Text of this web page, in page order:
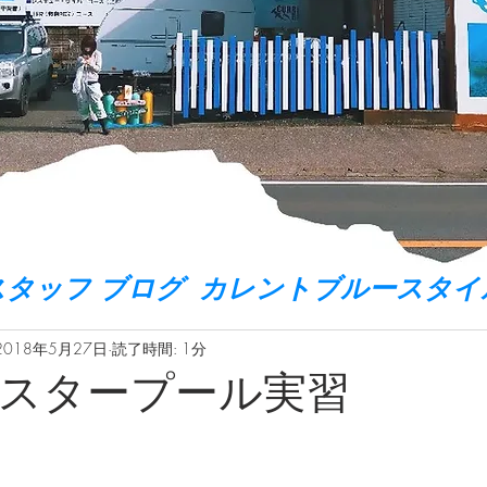
タッフ ブログ カレントブルースタイ
タープール実習
年5月27日 読了時間: 1分